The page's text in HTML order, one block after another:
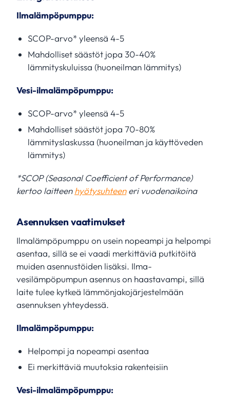
Ilmalämpöpumppu:
SCOP-arvo* yleensä 4-5
Mahdolliset säästöt jopa 30-40%
lämmityskuluissa (huoneilman lämmitys)
Vesi-ilmalämpöpumppu:
SCOP-arvo* yleensä 4-5
Mahdolliset säästöt jopa 70-80%
lämmityslaskussa (huoneilman ja käyttöveden
lämmitys)
*SCOP (Seasonal Coefficient of Performance)
kertoo laitteenhyötysuhteeneri vuodenaikoina
Asennuksen vaatimukset
Ilmalämpöpumppu on usein nopeampi ja helpompi
asentaa, sillä se ei vaadi merkittäviä putkitöitä
muiden asennustöiden lisäksi. Ilma-
vesilämpöpumpun asennus on haastavampi, sillä
laite tulee kytkeä lämmönjakojärjestelmään
asennuksen yhteydessä.
Ilmalämpöpumppu:
Helpompi ja nopeampi asentaa
Ei merkittäviä muutoksia rakenteisiin
Vesi-ilmalämpöpumppu: